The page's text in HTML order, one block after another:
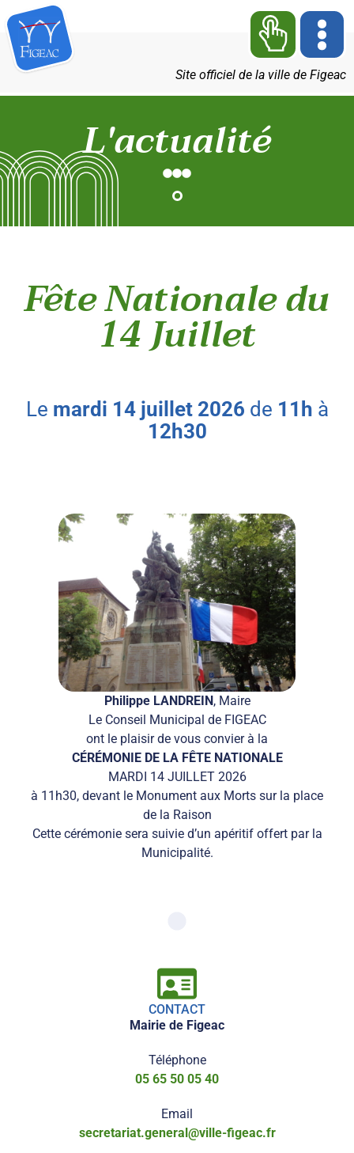
Site officiel de la ville de Figeac
L'actualité
Fête Nationale du
14 Juillet
le mardi 14 juillet 2026 de 11h à
12h30
Philippe LANDREIN, Maire
Le Conseil Municipal de FIGEAC
ont le plaisir de vous convier à la
CÉRÉMONIE DE LA FÊTE NATIONALE
MARDI 14 JUILLET 2026
à 11h30, devant le Monument aux Morts sur la place
de la Raison
Cette cérémonie sera suivie d’un apéritif offert par la
Municipalité.
CONTACT
Mairie de Figeac
Téléphone
05 65 50 05 40
Email
secretariat.general@ville-figeac.fr